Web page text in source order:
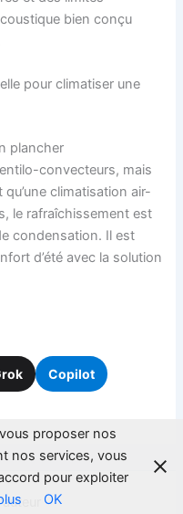
bien conçu
pour climatiser une
plancher
convecteurs, mais
climatisation air-
le rafraîchissement est
condensation. Il est
d’été avec la solution
Copilot
proposer nos
nos services, vous
pour exploiter
OK